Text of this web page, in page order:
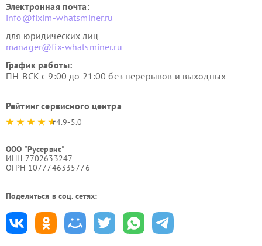
Электронная почта:
info@fixim-whatsminer.ru
для юридических лиц
manager@fix-whatsminer.ru
График работы:
ПН-ВСК с 9:00 до 21:00 без перерывов и выходных
Рейтинг сервисного центра
4.9-5.0
ООО "Русервис"
ИНН 7702633247
ОГРН 1077746335776
Поделиться в соц. сетях: